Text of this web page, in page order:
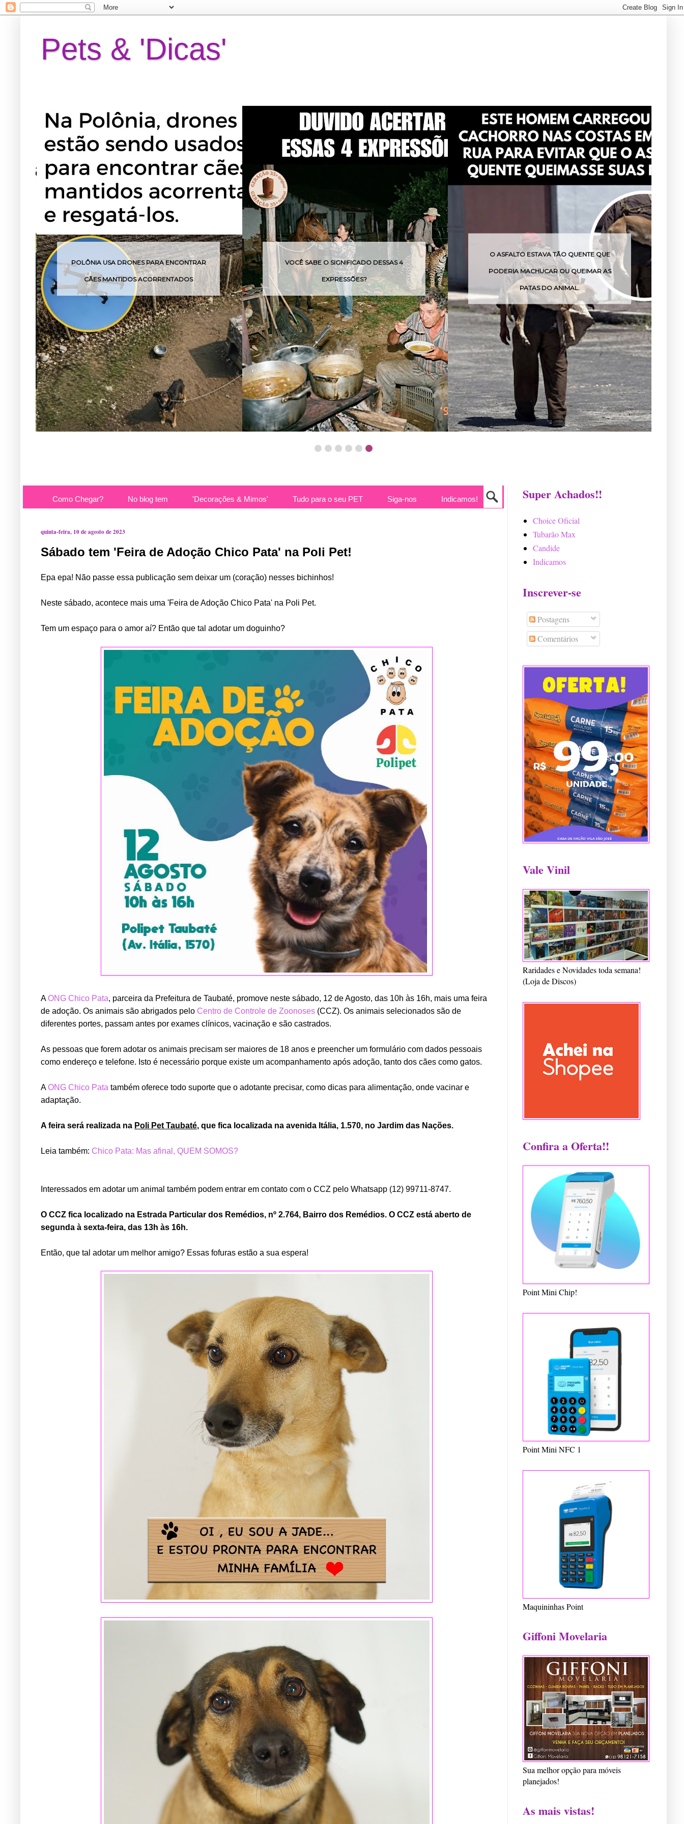
Pets & 'Dicas'
POLÔNIA USA DRONES PARA ENCONTRAR
CÃES MANTIDOS ACORRENTADOS
VOCÊ SABE O SIGNIFICADO DESSAS 4
EXPRESSÕES?
O ASFALTO ESTAVA TÃO QUENTE QUE
PODERIA MACHUCAR OU QUEIMAR AS
PATAS DO ANIMAL.
Como Chegar? No blog tem 'Decorações & Mimos' Tudo para o seu PET Siga-nos Indicamos!
quinta-feira, 10 de agosto de 2023
Sábado tem 'Feira de Adoção Chico Pata' na Poli Pet!
Epa epa! Não passe essa publicação sem deixar um (coração) nesses bichinhos!
Neste sábado, acontece mais uma 'Feira de Adoção Chico Pata' na Poli Pet.
Tem um espaço para o amor aí? Então que tal adotar um doguinho?
AONG Chico Pata, parceira da Prefeitura de Taubaté, promove neste sábado, 12 de Agosto, das 10h às 16h, mais uma feira
de adoção. Os animais são abrigados pelo Centro de Controle de Zoonoses (CCZ). Os animais selecionados são de
diferentes portes, passam antes por exames clínicos, vacinação e são castrados.
As pessoas que forem adotar os animais precisam ser maiores de 18 anos e preencher um formulário com dados pessoais
como endereço e telefone. Isto é necessário porque existe um acompanhamento após adoção, tanto dos cães como gatos.
AONG Chico Pata também oferece todo suporte que o adotante precisar, como dicas para alimentação, onde vacinar e
adaptação.
A feira será realizada na Poli Pet Taubaté, que fica localizada na avenida Itália, 1.570, no Jardim das Nações.
Leia também: Chico Pata: Mas afinal, QUEM SOMOS?
Interessados em adotar um animal também podem entrar em contato com o CCZ pelo Whatsapp (12) 99711-8747.
O CCZ fica localizado na Estrada Particular dos Remédios, nº 2.764, Bairro dos Remédios. O CCZ está aberto de
segunda à sexta-feira, das 13h às 16h.
Então, que tal adotar um melhor amigo? Essas fofuras estão a sua espera!
Super Achados!!
Choice Oficial
Tubarão Max
Candide
Indicamos
Inscrever-se
Postagens
Comentários
Vale Vinil
Raridades e Novidades toda semana!
(Loja de Discos)
Confira a Oferta!!
Point Mini Chip!
Point Mini NFC 1
Maquininhas Point
Giffoni Movelaria
Sua melhor opção para móveis
planejados!
As mais vistas!